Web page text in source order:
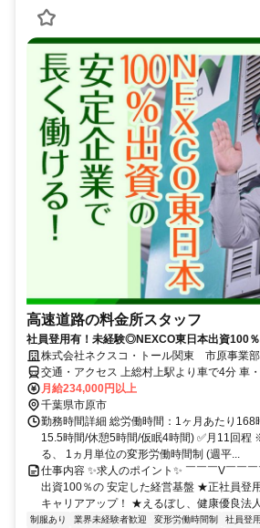
高速道路の料金所スタッフ
社員登用有！未経験◎NEXCO東日本出資100％
株式会社ネクスコ・トール関東 市原事業部
交通・アクセス 上総村上駅より車で4分 車
月給234,000円以上
千葉県市原市
勤務時間詳細 総労働時間：1ヶ月あたり
15.5時間/休憩5時間/仮眠4時間) ✅月11回
る、 1ヵ月単位の変形労働時間制 (週平...
仕事内容 ✨求人のポイント✨ ￣￣￣V￣￣
出資100％の 安定した経営基盤 ★正社員登
キャリアアップ！ ★えるぼし、健康優良法
制服あり 業界未経験者歓迎 変形労働時間制 社員登